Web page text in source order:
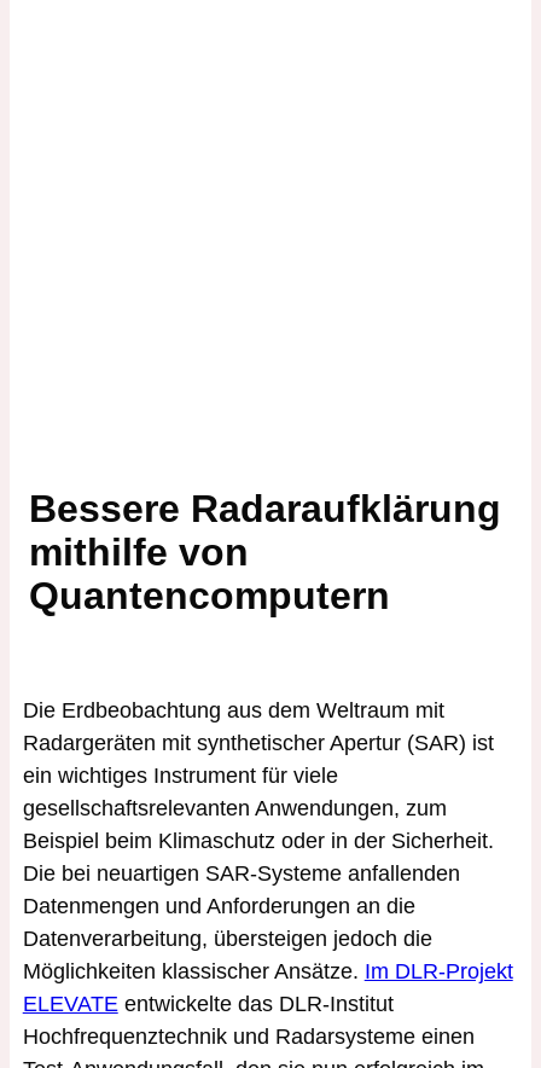
Bessere Radaraufklärung
mithilfe von
Quantencomputern
Die Erdbeobachtung aus dem Weltraum mit
Radargeräten mit synthetischer Apertur (SAR) ist
ein wichtiges Instrument für viele
gesellschaftsrelevanten Anwendungen, zum
Beispiel beim Klimaschutz oder in der Sicherheit.
Die bei neuartigen SAR-Systeme anfallenden
Datenmengen und Anforderungen an die
Datenverarbeitung, übersteigen jedoch die
Möglichkeiten klassischer Ansätze. Im DLR-Projekt
ELEVATEentwickelte das DLR-Institut
Hochfrequenztechnik und Radarsysteme einen